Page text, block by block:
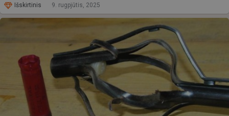
Išskirtinis 9. rugpjūtis, 2025